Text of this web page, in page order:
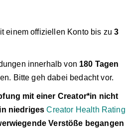
einem offiziellen Konto bis zu3
innerhalb von 180 Tagen
Bitte geh dabei bedacht vor.
mit einer Creator*in nicht
niedrigesCreator Health Rating
Verstöße begangen